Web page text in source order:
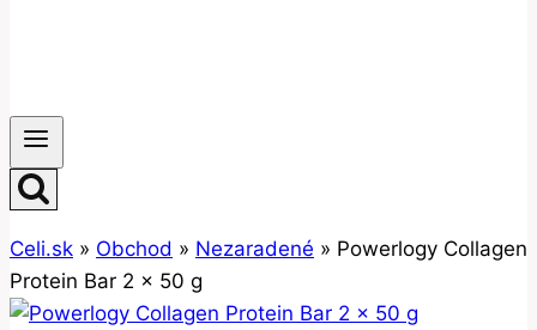
Celi.sk » Obchod » Nezaradené » Powerlogy Collagen
Protein Bar 2 x 50 g